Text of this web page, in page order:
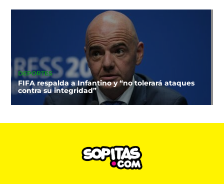
DEPORTES
FIFA respalda a Infantino y “no tolerará ataques
contra su integridad”